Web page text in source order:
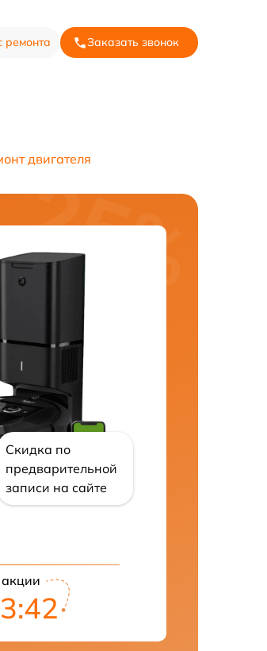
ремонта Заказать звонок
двигателя
Скидка по
предварительной
записи на сайте